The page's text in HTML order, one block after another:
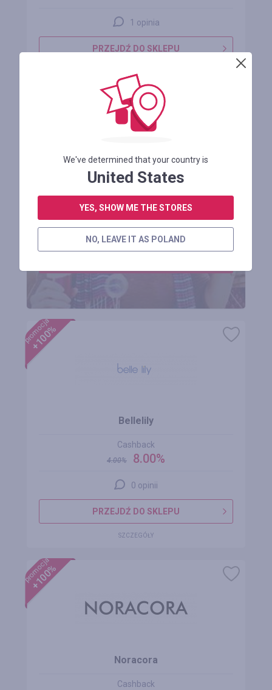
1 opinia
PRZEJDŹ DO SKLEPU
SZCZEGÓŁY
ZNAJOMYCH!
Otrzymuj dodatkowy dochód z ich zakupów!
promocja
+100%
Bellelily
Cashback
4.00% 8.00%
0 opinii
PRZEJDŹ DO SKLEPU
SZCZEGÓŁY
promocja
+100%
Noracora
Cashback
We've determined that your country is
United States
YES, SHOW ME THE STORES
NO, LEAVE IT AS POLAND